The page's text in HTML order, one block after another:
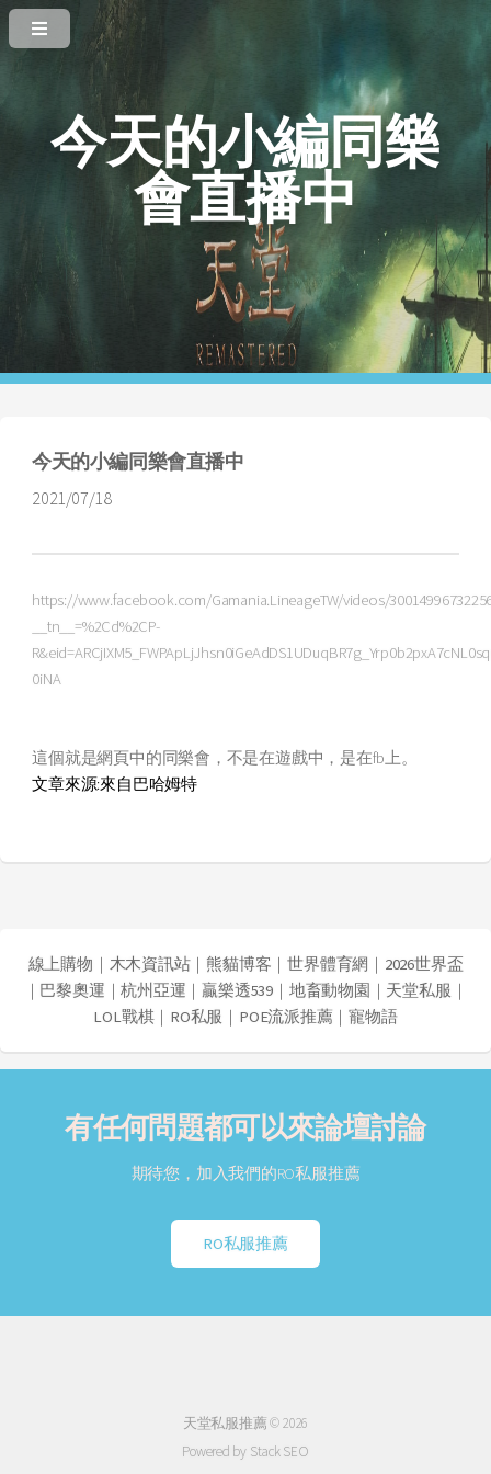
今天的小編同樂
會直播中
今天的小編同樂會直播中
2021/07/18
https://www.facebook.com/Gamania.LineageTW/videos/
__tn__=%2Cd%2CP-
0iNA
這個就是網頁中的同樂會，不是在遊戲中，是在fb上。
文章來源:來自巴哈姆特
線上購物 ｜ 木木資訊站｜ 熊貓博客 ｜世界體育網 ｜ 2026世界盃
｜ 巴黎奧運 ｜杭州亞運 ｜贏樂透539｜ 地畜動物園 ｜ 天堂私服 ｜
LOL戰棋｜ RO私服 ｜ POE流派推薦 ｜寵物語
有任何問題都可以來論壇討論
期待您，加入我們的RO私服推薦
RO私服推薦
天堂私服推薦 © 2026
Powered by Stack SEO